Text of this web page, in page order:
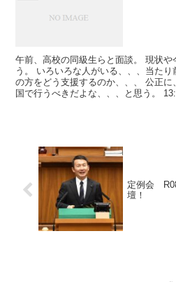
午前、高校の同級生らと面談。 現状
う。 いろいろな人がいる、、、当た
の方をどう支援するのか、、、 公正に
国で行うべきだよな、、、と思う。
定例会
壇！